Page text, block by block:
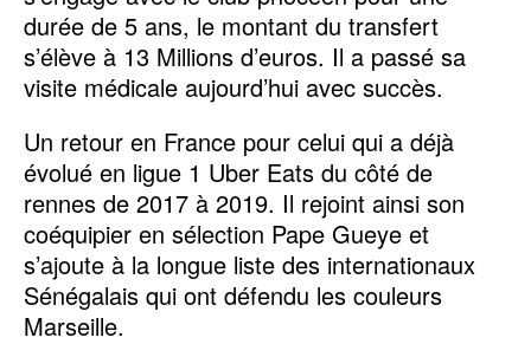
durée de 5 ans, le montant du transfert
s’élève à 13 Millions d’euros. Il a passé sa
visite médicale aujourd’hui avec succès.
Un retour en France pour celui qui a déjà
évolué en ligue 1 Uber Eats du côté de
rennes de 2017 à 2019. Il rejoint ainsi son
coéquipier en sélection Pape Gueye et
s’ajoute à la longue liste des internationaux
Sénégalais qui ont défendu les couleurs
Marseille.